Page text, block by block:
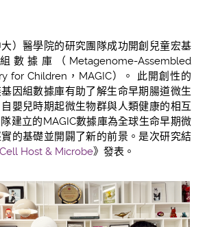
）醫學院的研究團隊成功開創兒童宏基
數據庫（Metagenome-Assembled
for Children，MAGIC）。 此開創性的
因組數據庫有助了解生命早期腸道微生
嬰兒時期起微生物群與人類健康的相互
建立的MAGIC數據庫為全球生命早期微
的基礎並開闢了新的前景。是次研究結
Cell Host & Microbe》發表。